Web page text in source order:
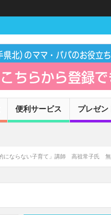
便利サービス プレゼン
子育て」講師 高祖常子氏 無料！